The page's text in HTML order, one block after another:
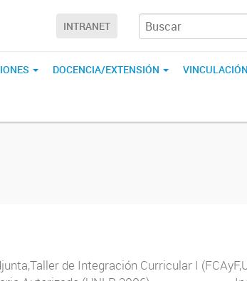
INTRANET
DOCENCIA/EXTENSIÓN VINCULACIÓN
de Integración Curricular I